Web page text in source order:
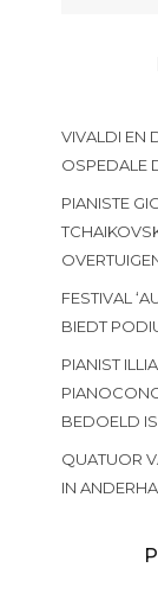
VIVALDI EN
OSPEDALE
PIANISTE
FESTIVAL
BIEDT
PIANIST
BEDOELD IS
QUATUOR
IN